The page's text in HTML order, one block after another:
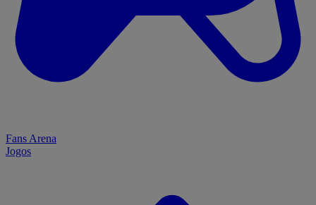
Fans Arena
Jogos